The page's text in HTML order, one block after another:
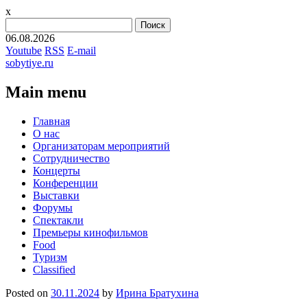
x
06.08.2026
Youtube RSS E-mail
sobytiye.ru
Main menu
Skip
content
Главная
О нас
Организаторам мероприятий
Сотрудничество
Концерты
Конференции
Выставки
Форумы
Спектакли
Премьеры кинофильмов
Food
Туризм
Сlassified
Posted on 30.11.2024 by Ирина Братухина